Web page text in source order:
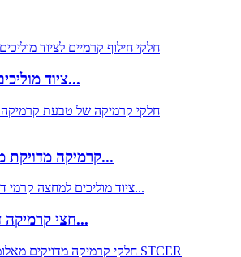
ציוד מוליכים למחצה...
קרמיקה מדויקת מאלומינה...
חצי קרמיקה דיוק גבוה...